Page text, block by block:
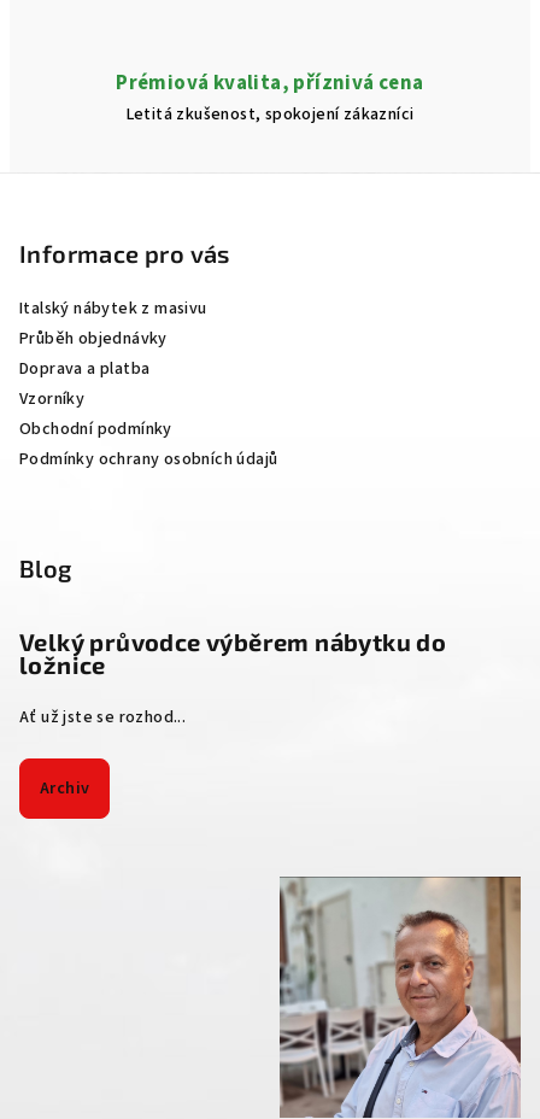
Prémiová kvalita, příznivá cena
Letitá zkušenost, spokojení zákazníci
Informace pro vás
Italský nábytek z masivu
Průběh objednávky
Doprava a platba
Vzorníky
Obchodní podmínky
Podmínky ochrany osobních údajů
Blog
Velký průvodce výběrem nábytku do
ložnice
Ať už jste se rozhod...
Archiv